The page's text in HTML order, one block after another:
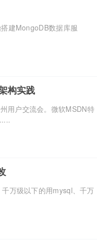
建MongoDB数据库服
构实践
用户交流会。微软MSDN特
万级以下的用mysql、千万